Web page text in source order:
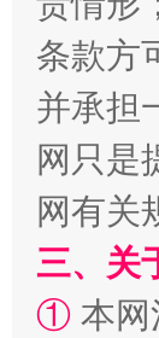
解纷+
条款方
并承担
网只是
网有关
三、关
① 本网